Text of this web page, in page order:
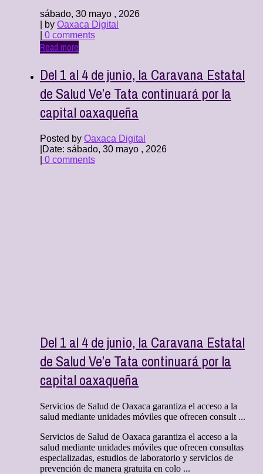
sábado, 30 mayo , 2026
| by Oaxaca Digital
0 comments
Read more
Del 1 al 4 de junio, la Caravana Estatal
de Salud Ve’e Tata continuará por la
capital oaxaqueña
Posted by Oaxaca Digital
Date: sábado, 30 mayo , 2026
0 comments
Del 1 al 4 de junio, la Caravana Estatal
de Salud Ve’e Tata continuará por la
capital oaxaqueña
Servicios de Salud de Oaxaca garantiza el acceso a la
salud mediante unidades móviles que ofrecen consult ...
Servicios de Salud de Oaxaca garantiza el acceso a la
salud mediante unidades móviles que ofrecen consultas
especializadas, estudios de laboratorio y servicios de
prevención de manera gratuita en colo ...